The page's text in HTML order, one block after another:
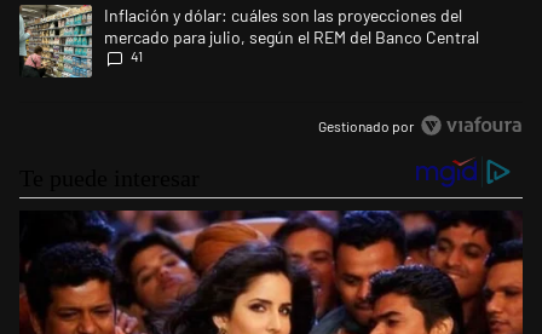
Un artículo de tendencia con el título "Inflación y dólar: cuáles son las
Inflación y dólar: cuáles son las proyecciones del
mercado para julio, según el REM del Banco Central
41
Gestionado por